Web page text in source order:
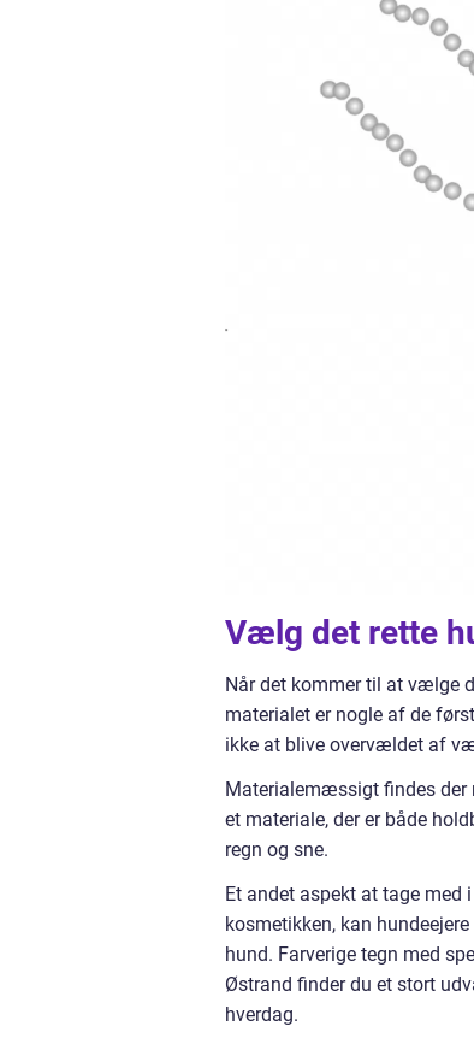
Vælg det rette
Når det kommer til at vælge
materialet er nogle af de
ikke at blive overvældet af
Materialemæssigt findes der
et materiale, der er både
regn og sne.
Et andet aspekt at tage
kosmetikken, kan
hund. Farverige tegn med
Østrand finder du et stort
hverdag.